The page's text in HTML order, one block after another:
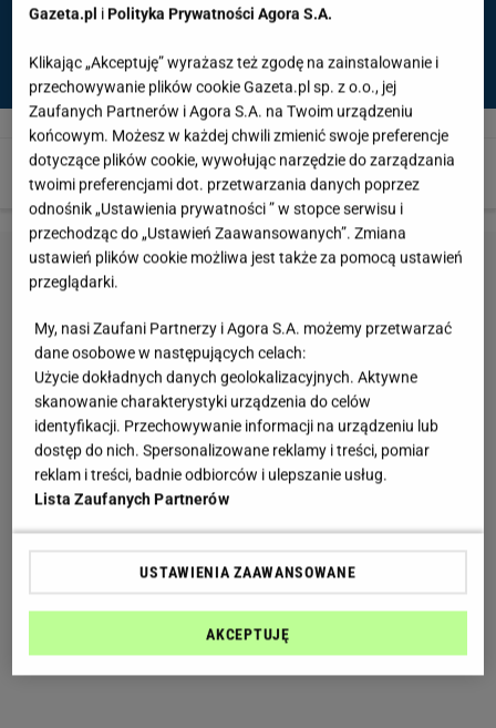
Gazeta.pl i Polityka Prywatności Agora S.A.
Klikając „Akceptuję” wyrażasz też zgodę na zainstalowanie i
przechowywanie plików cookie Gazeta.pl sp. z o.o., jej
Zaufanych Partnerów i Agora S.A. na Twoim urządzeniu
końcowym. Możesz w każdej chwili zmienić swoje preferencje
dotyczące plików cookie, wywołując narzędzie do zarządzania
twoimi preferencjami dot. przetwarzania danych poprzez
odnośnik „Ustawienia prywatności ” w stopce serwisu i
przechodząc do „Ustawień Zaawansowanych”. Zmiana
ustawień plików cookie możliwa jest także za pomocą ustawień
przeglądarki.
My, nasi Zaufani Partnerzy i Agora S.A. możemy przetwarzać
dane osobowe w następujących celach:
Użycie dokładnych danych geolokalizacyjnych. Aktywne
skanowanie charakterystyki urządzenia do celów
identyfikacji. Przechowywanie informacji na urządzeniu lub
dostęp do nich. Spersonalizowane reklamy i treści, pomiar
reklam i treści, badnie odbiorców i ulepszanie usług.
Lista Zaufanych Partnerów
USTAWIENIA ZAAWANSOWANE
AKCEPTUJĘ